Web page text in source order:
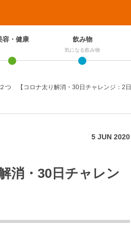
容・健康 飲み物
気になる飲み物
つ 【コロナ太り解消・30日チャレンジ：2日
5 JUN 2020
消・30日チャレン